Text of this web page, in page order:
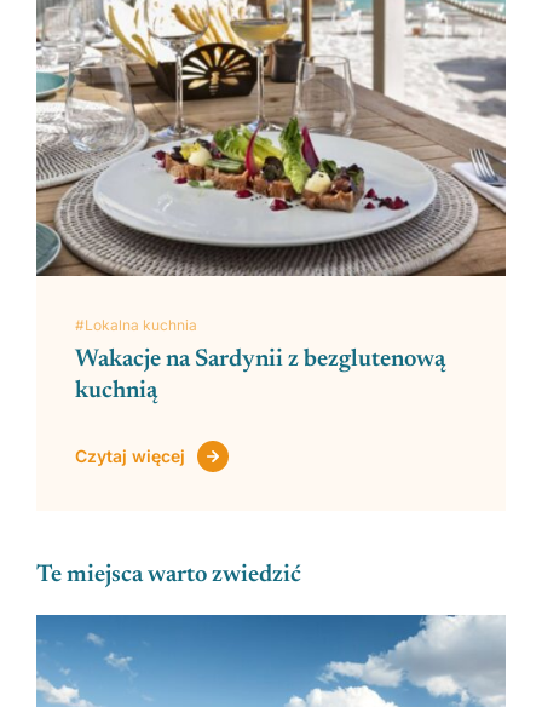
#Lokalna kuchnia
Wakacje na Sardynii z bezglutenową
kuchnią
Czytaj więcej
Te miejsca warto zwiedzić